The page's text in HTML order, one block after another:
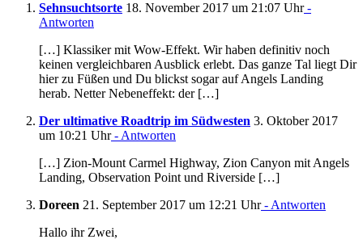
Sehnsuchtsorte 18. November 2017 um 21:07 Uhr-
Antworten
[…] Klassiker mit Wow-Effekt. Wir haben definitiv noch
keinen vergleichbaren Ausblick erlebt. Das ganze Tal liegt Dir
hier zu Füßen und Du blickst sogar auf Angels Landing
herab. Netter Nebeneffekt: der […]
Der ultimative Roadtrip im Südwesten 3. Oktober 2017
um 10:21 Uhr- Antworten
[…] Zion-Mount Carmel Highway, Zion Canyon mit Angels
Landing, Observation Point und Riverside […]
Doreen 21. September 2017 um 12:21 Uhr- Antworten
Hallo ihr Zwei,